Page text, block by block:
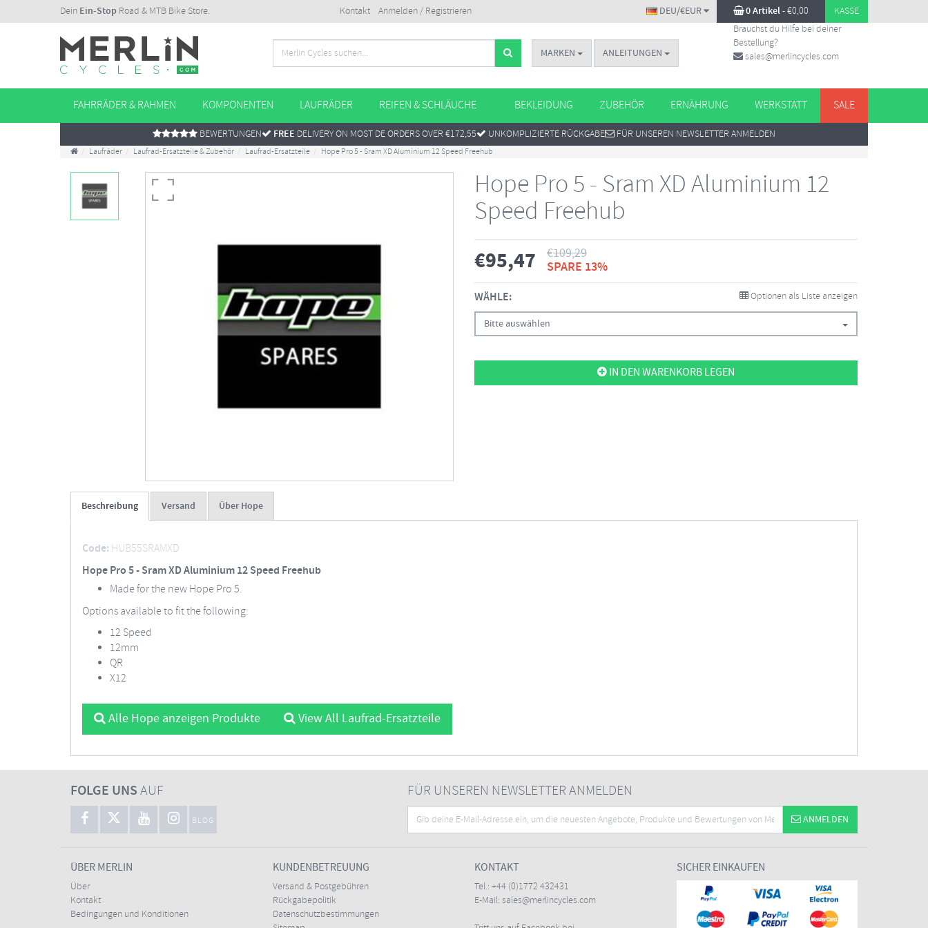
Dein Ein-Stop Road & MTB Bike Store. Kontakt Anmelden / Registrieren 0 Artikel-€0,00 KASSE
DEU/€EUR
MARKEN ANLEITUNGEN
Brauchst du Hilfe bei deiner
Bestellung?
sales@merlincycles.com
FAHRRÄDER & RAHMEN KOMPONENTEN LAUFRÄDER REIFEN & SCHLÄUCHE BEKLEIDUNG ZUBEHÖR ERNÄHRUNG WERKSTATT SALE
BEWERTUNGEN FREE DELIVERY ON MOST DE ORDERS OVER €172,55 UNKOMPLIZIERTE RÜCKGABE FÜR UNSEREN NEWSLETTER ANMELDEN
Laufräder Laufrad-Ersatzteile & Zubehör Laufrad-Ersatzteile Hope Pro 5 - Sram XD Aluminium 12 Speed Freehub
Hope Pro 5 - Sram XD Aluminium 12
Speed Freehub
€95,47 €109,29
SPARE 13%
WÄHLE: Optionen als Liste anzeigen
Bitte auswählen
IN DEN WARENKORB LEGEN
Beschreibung Versand Über Hope
Code: HUB55SRAMXD
Hope Pro 5 - Sram XD Aluminium 12 Speed Freehub
Made for the new Hope Pro 5.
Options available to fit the following:
12 Speed
12mm
QR
X12
Alle Hope anzeigen Produkte View All Laufrad-Ersatzteile
FOLGE UNSAUF
BLOG
FÜR UNSEREN NEWSLETTER ANMELDEN
ANMELDEN
ÜBER MERLIN
Über
Kontakt
Bedingungen und Konditionen
KUNDENBETREUUNG
Versand & Postgebühren
Rückgabepolitik
Datenschutzbestimmungen
KONTAKT
Tel.: +44 (0)1772 432431
E-Mail: sales@merlincycles.com
SICHER EINKAUFEN